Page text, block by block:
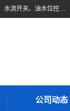
东莞市柏奥电子有限公司主要经营产品：浮球液位开关、油位传感器、机械式油表、浮球液位计、水位控制浮球阀、料位开关，水流开关、油水位控制配套仪表等。柏奥电子，您可信赖的合作伙伴
公司动态